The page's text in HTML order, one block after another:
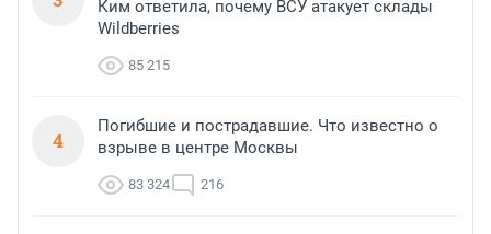
Ким ответила, почему ВСУ атакует склады
Wildberries
85 215
4
Погибшие и пострадавшие. Что известно о
взрыве в центре Москвы
83 324 216